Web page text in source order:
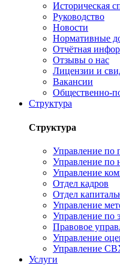
Историческая
Руководство
Новости
Нормативные
Отчётная
Отзывы о нас
Лицензии и
Вакансии
Общественно-
Структура
Структура
Управление по
Управление по
Управление
Отдел кадров
Отдел
Управление
Управление по
Правовое
Управление
Управление
Услуги